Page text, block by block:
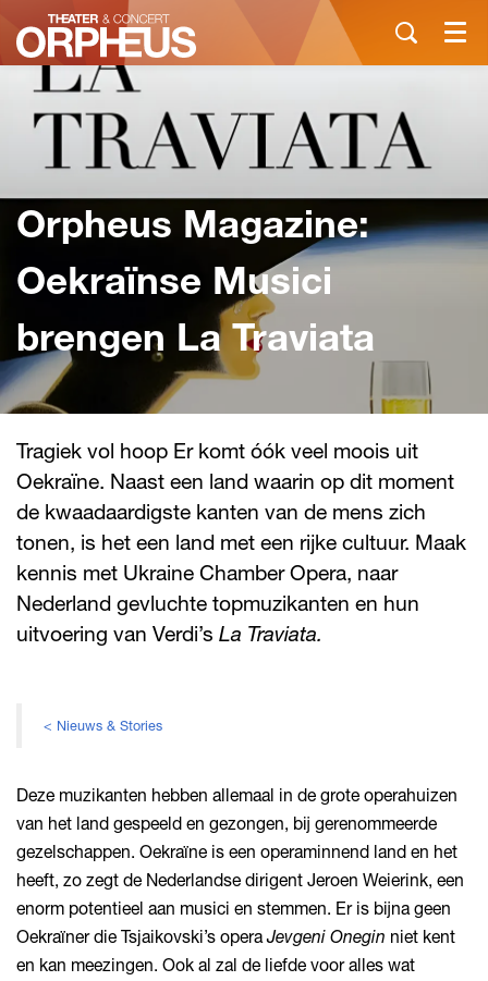
Menu
Orpheus Magazine:
Oekraïnse Musici
brengen La Traviata
Tragiek vol hoop Er komt óók veel moois uit
Oekraïne. Naast een land waarin op dit moment
de kwaadaardigste kanten van de mens zich
tonen, is het een land met een rijke cultuur. Maak
kennis met Ukraine Chamber Opera, naar
Nederland gevluchte topmuzikanten en hun
uitvoering van Verdi’s La Traviata.
< Nieuws & Stories
Deze muzikanten hebben allemaal in de grote operahuizen
van het land gespeeld en gezongen, bij gerenommeerde
gezelschappen. Oekraïne is een operaminnend land en het
heeft, zo zegt de Nederlandse dirigent Jeroen Weierink, een
enorm potentieel aan musici en stemmen. Er is bijna geen
Oekraïner die Tsjaikovski’s operaJevgeni Onegin niet kent
en kan meezingen. Ook al zal de liefde voor alles wat